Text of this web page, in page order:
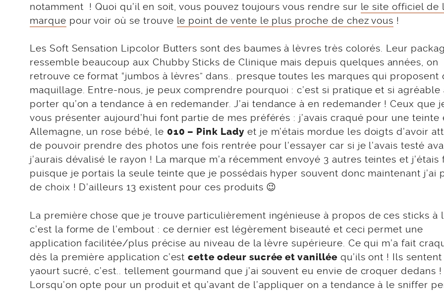
notamment ! Quoi qu’il en soit, vous pouvez toujours vous rendre sur le site officiel de
marque pour voir où se trouve le point de vente le plus proche de chez vous !
Les Soft Sensation Lipcolor Butters sont des baumes à lèvres très colorés. Leur
ressemble beaucoup aux Chubby Sticks de Clinique mais depuis quelques années, on
retrouve ce format “jumbos à lèvres” dans.. presque toutes les marques qui proposent
maquillage. Entre-nous, je peux comprendre pourquoi : c’est si pratique et si agréable
porter qu’on a tendance à en redemander. J’ai tendance à en redemander ! Ceux que
vous présenter aujourd’hui font partie de mes préférés : j’avais craqué pour une teinte
Allemagne, un rose bébé, le 010 – Pink Ladyet je m’étais mordue les doigts d’avoir
de pouvoir prendre des photos une fois rentrée pour l’essayer car si je l’avais testé
j’aurais dévalisé le rayon ! La marque m’a récemment envoyé 3 autres teintes et j’étais
puisque je portais la seule teinte que je possédais hyper souvent donc maintenant j’ai
de choix ! D’ailleurs 13 existent pour ces produits 😉
La première chose que je trouve particulièrement ingénieuse à propos de ces sticks à
c’est la forme de l’embout : ce dernier est légèrement biseauté et ceci permet une
application facilitée/plus précise au niveau de la lèvre supérieure. Ce qui m’a fait
dès la première application c’estcette odeur sucrée et vanilléequ’ils ont ! Ils sentent
yaourt sucré, c’est.. tellement gourmand que j’ai souvent eu envie de croquer dedans !
Lorsqu’on opte pour un produit et qu’avant de l’appliquer on a tendance à le sniffer